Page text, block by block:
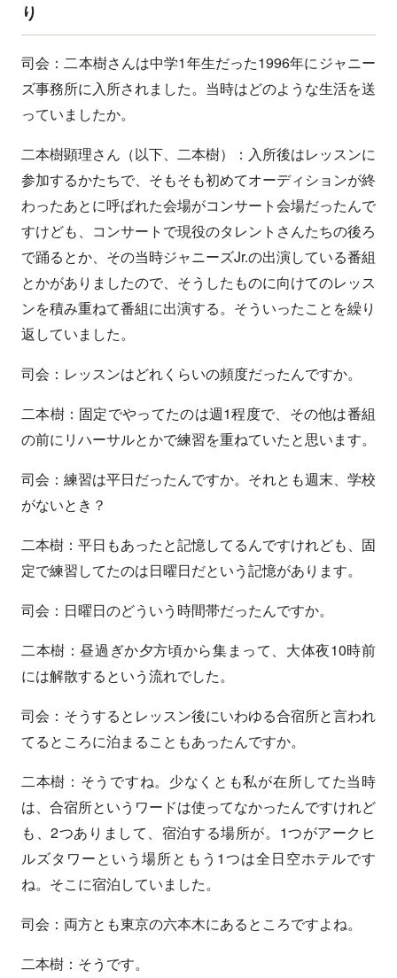
り
司会：二本樹さんは中学1年生だった1996年にジャニー
ズ事務所に入所されました。当時はどのような生活を送
っていましたか。
二本樹顕理さん（以下、二本樹）：入所後はレッスンに
参加するかたちで、そもそも初めてオーディションが終
わったあとに呼ばれた会場がコンサート会場だったんで
すけども、コンサートで現役のタレントさんたちの後ろ
で踊るとか、その当時ジャニーズJr.の出演している番組
とかがありましたので、そうしたものに向けてのレッス
ンを積み重ねて番組に出演する。そういったことを繰り
返していました。
司会：レッスンはどれくらいの頻度だったんですか。
二本樹：固定でやってたのは週1程度で、その他は番組
の前にリハーサルとかで練習を重ねていたと思います。
司会：練習は平日だったんですか。それとも週末、学校
がないとき？
二本樹：平日もあったと記憶してるんですけれども、固
定で練習してたのは日曜日だという記憶があります。
司会：日曜日のどういう時間帯だったんですか。
二本樹：昼過ぎか夕方頃から集まって、大体夜10時前
には解散するという流れでした。
司会：そうするとレッスン後にいわゆる合宿所と言われ
てるところに泊まることもあったんですか。
二本樹：そうですね。少なくとも私が在所してた当時
は、合宿所というワードは使ってなかったんですけれど
も、2つありまして、宿泊する場所が。1つがアークヒ
ルズタワーという場所ともう1つは全日空ホテルです
ね。そこに宿泊していました。
司会：両方とも東京の六本木にあるところですよね。
二本樹：そうです。